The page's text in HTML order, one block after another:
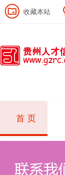
收藏本站
首 页